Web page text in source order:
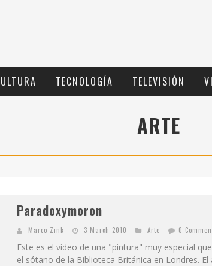
TECNOLOGÍ­A TELEVISIÓN
ARTE
Paradoxymoron
Marco Zink 3 March 2010 Arte 0
Este es el video de una "pintura" muy especial
el sótano de la Biblioteca Británica en Londres. El